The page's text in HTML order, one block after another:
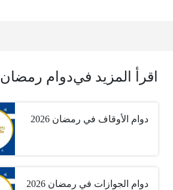
اقرأ المزيد فيدوام رمضان
دوام الأوقاف في رمضان 2026
دوام الجوازات في رمضان 2026